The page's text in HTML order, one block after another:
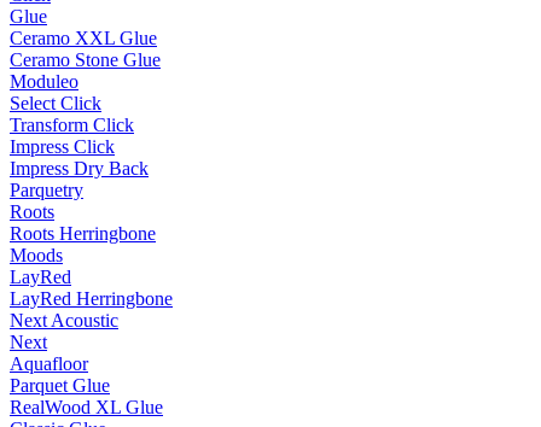
Glue
Ceramo XXL Glue
Ceramo Stone Glue
Moduleo
Select Click
Transform Click
Impress Click
Impress Dry Back
Parquetry
Roots
Roots Herringbone
Moods
LayRed
LayRed Herringbone
Next Acoustic
Next
Aquafloor
Parquet Glue
RealWood XL Glue